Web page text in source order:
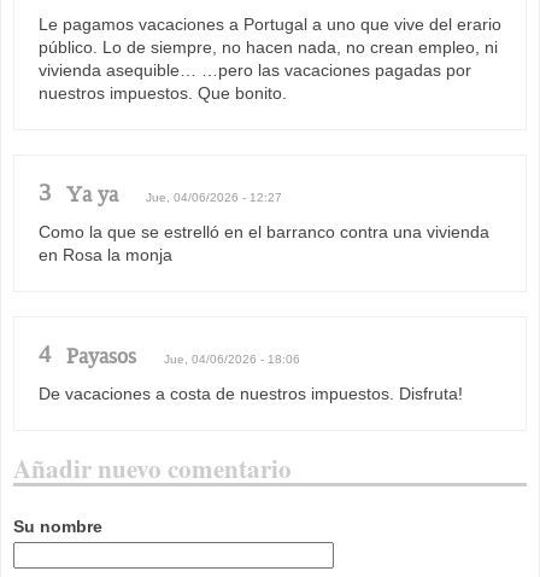
Le pagamos vacaciones a Portugal a uno que vive del erario
público. Lo de siempre, no hacen nada, no crean empleo, ni
vivienda asequible… …pero las vacaciones pagadas por
nuestros impuestos. Que bonito.
3 Ya ya Jue, 04/06/2026 - 12:27
Como la que se estrelló en el barranco contra una vivienda
en Rosa la monja
4 Payasos Jue, 04/06/2026 - 18:06
De vacaciones a costa de nuestros impuestos. Disfruta!
Añadir nuevo comentario
Su nombre